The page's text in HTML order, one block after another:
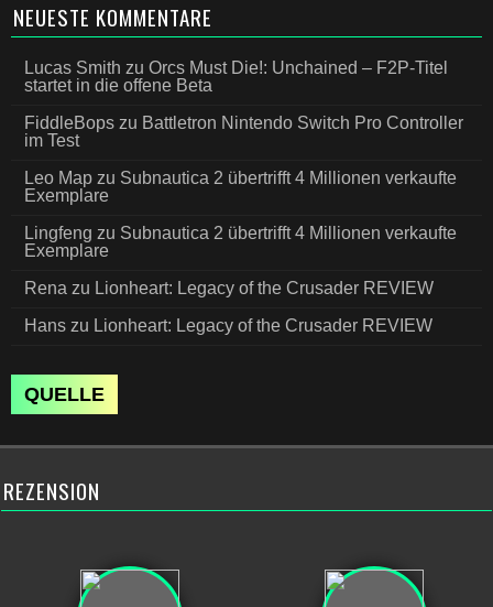
NEUESTE KOMMENTARE
Lucas Smith zu Orcs Must Die!: Unchained – F2P-Titel
startet in die offene Beta
FiddleBops zu Battletron Nintendo Switch Pro Controller
im Test
Leo Map zu Subnautica 2 übertrifft 4 Millionen verkaufte
Exemplare
Lingfeng zu Subnautica 2 übertrifft 4 Millionen verkaufte
Exemplare
Rena zu Lionheart: Legacy of the Crusader REVIEW
Hans zu Lionheart: Legacy of the Crusader REVIEW
QUELLE
REZENSION